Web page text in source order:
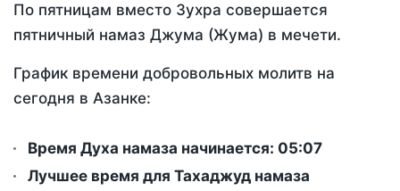
По пятницам вместо Зухра совершается
пятничный намаз Джума (Жума) в мечети.
График времени добровольных молитв на
сегодня в Азанке:
Время Духа намаза начинается: 05:07
Лучшее время для Тахаджуд намаза